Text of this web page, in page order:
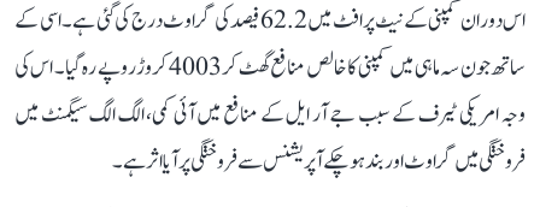
اس دوران کمپنی کے نیٹ پرافٹ میں 62.2 فیصد کی گراوٹ درج کی گئی ہے۔ اسی کے
ساتھ جون سہ ماہی میں کمپنی کا خالص منافع گھٹ کر 4003 کروڑ روپے رہ گیا۔ اس کی
وجہ امریکی ٹیرف کے سبب جے آر ایل کے منافع میں آئی کمی، الگ الگ سیگمنٹ میں
فروختگی میں گراوٹ اور بند ہو چکے آپریشنس سے فروختگی پر آیا اثر ہے۔